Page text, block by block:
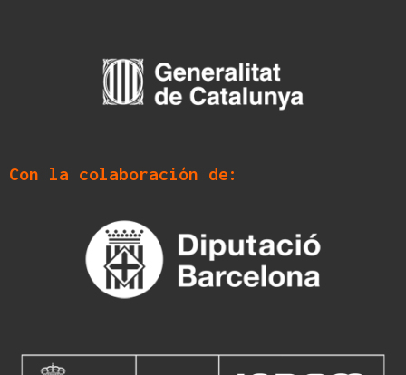
Con la colaboración de: